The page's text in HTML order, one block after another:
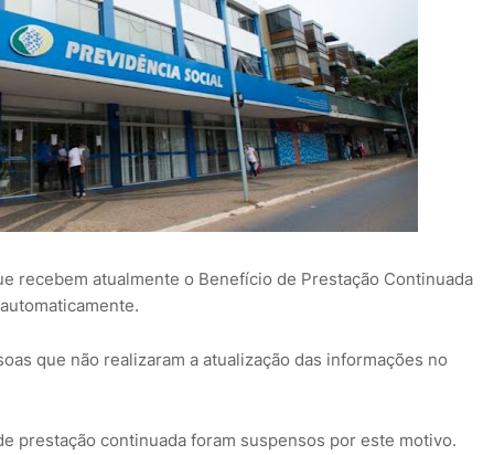
recebem atualmente o Benefício de Prestação Continuada
que não realizaram a atualização das informações no
prestação continuada foram suspensos por este motivo.